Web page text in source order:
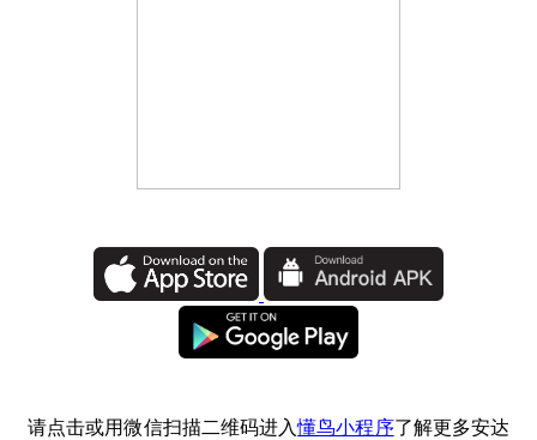
请点击或用微信扫描二维码进入懂鸟小程序了解更多安达